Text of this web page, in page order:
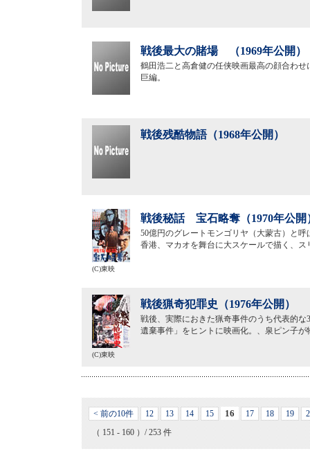
戦後最大の賭場 （1969年公開）
鶴田浩二と高倉健の任侠映画最高の顔合わ
巨編。
戦後残酷物語（1968年公開）
戦後秘話 宝石略奪（1970年公開
50億円のグレートモンゴリヤ（大蒙古）と
香港、マカオを舞台に大スケールで描く、
(C)東映
戦後猟奇犯罪史（1976年公開）
戦後、実際におきた猟奇事件のうち代表的
遺棄事件」をヒントに映画化。、泉ピン子
(C)東映
< 前の10件 12 13 14 15 16 17 18 19
（ 151 - 160 ）/ 253 件